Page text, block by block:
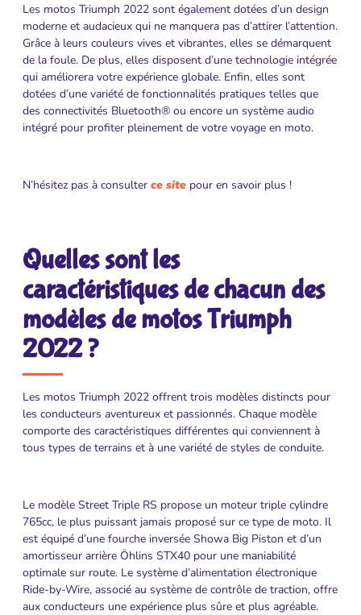
Les motos Triumph 2022 sont également dotées d’un design
moderne et audacieux qui ne manquera pas d’attirer l’attention.
Grâce à leurs couleurs vives et vibrantes, elles se démarquent
de la foule. De plus, elles disposent d’une technologie intégrée
qui améliorera votre expérience globale. Enfin, elles sont
dotées d’une variété de fonctionnalités pratiques telles que
des connectivités Bluetooth® ou encore un système audio
intégré pour profiter pleinement de votre voyage en moto.
N’hésitez pas à consulter ce site pour en savoir plus !
Quelles sont les
caractéristiques de chacun des
modèles de motos Triumph
2022 ?
Les motos Triumph 2022 offrent trois modèles distincts pour
les conducteurs aventureux et passionnés. Chaque modèle
comporte des caractéristiques différentes qui conviennent à
tous types de terrains et à une variété de styles de conduite.
Le modèle Street Triple RS propose un moteur triple cylindre
765cc, le plus puissant jamais proposé sur ce type de moto. Il
est équipé d’une fourche inversée Showa Big Piston et d’un
amortisseur arrière Öhlins STX40 pour une maniabilité
optimale sur route. Le système d’alimentation électronique
Ride-by-Wire, associé au système de contrôle de traction, offre
aux conducteurs une expérience plus sûre et plus agréable.